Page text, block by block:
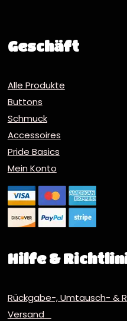
Geschäft
Alle Produkte
Buttons
Schmuck
Accessoires
Pride Basics
Mein Konto
Hilfe &
Rückgabe-, Umtausch- &
Versand